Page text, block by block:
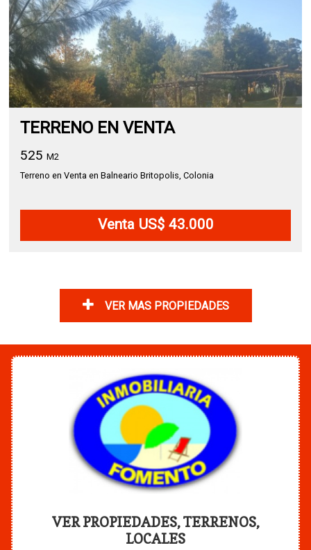
TERRENO EN VENTA
525 M2
Terreno en Venta en Balneario Britopolis, Colonia
Venta US$ 43.000
VER MAS PROPIEDADES
VER PROPIEDADES, TERRENOS,
LOCALES